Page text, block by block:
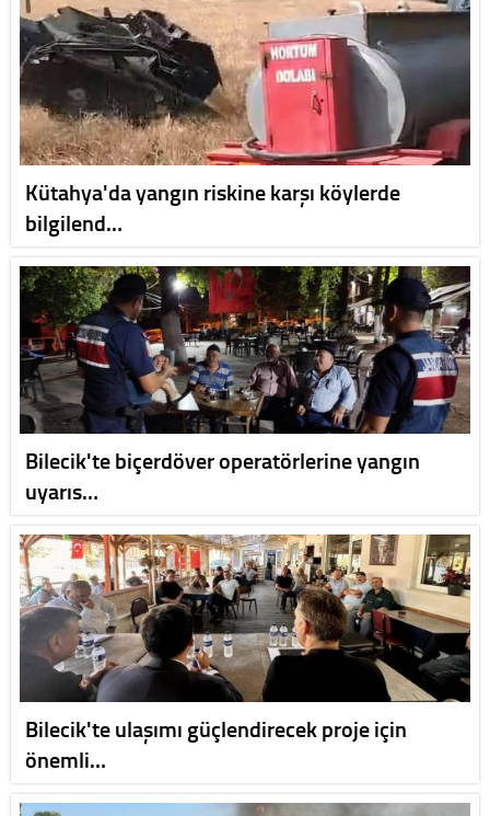
Kütahya'da yangın riskine karşı köylerde
bilgilend…
Bilecik'te biçerdöver operatörlerine yangın
uyarıs…
Bilecik'te ulaşımı güçlendirecek proje için
önemli…